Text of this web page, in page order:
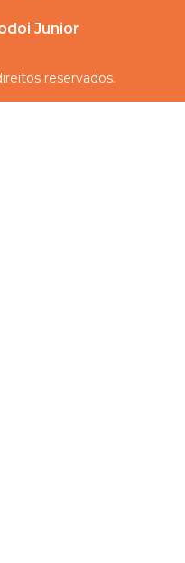
Junior
reservados.